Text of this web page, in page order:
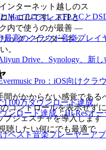
MacでロスレスFLACと
最高のクラウド音楽プレイ
Drive、Synology、新し
Pro：iOS向けクラ
1100万ダウンロード達成
ンロード達成：Hi-Resオー
けベスト音楽プレーヤーア
ンターネット越しのス
トコルです。FTPと
内で使うのが最善 —
ック・インターネッ
。
間がかからない感覚である
コントロールを表示せずに
プジェスチャを導入します
聴したい何にでも最適で